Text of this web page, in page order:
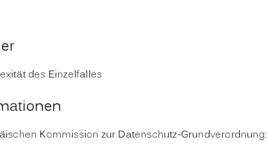
des Einzelfalles
Kommission zur Datenschutz-Grundverordnung: